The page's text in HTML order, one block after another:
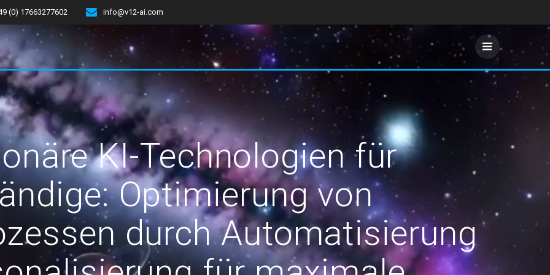
(0) 17663277602 info@v12-ai.com
KI-Technologien für
Optimierung von
durch Automatisierung